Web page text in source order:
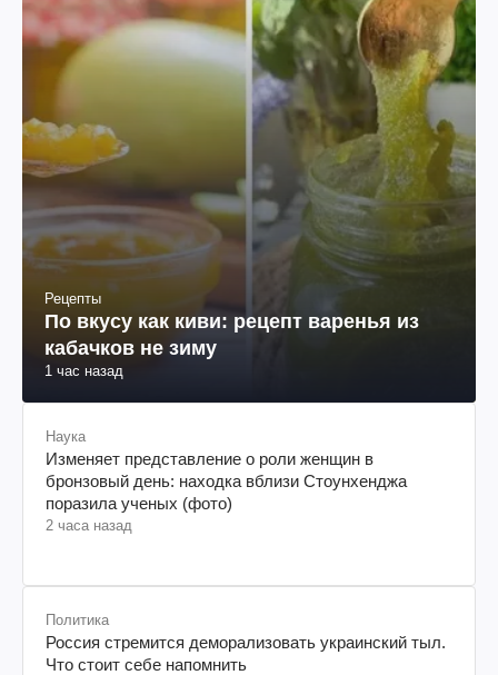
Рецепты
По вкусу как киви: рецепт варенья из
кабачков не зиму
1 час назад
Наука
Изменяет представление о роли женщин в
бронзовый день: находка вблизи Стоунхенджа
поразила ученых (фото)
2 часа назад
Политика
Россия стремится деморализовать украинский тыл.
Что стоит себе напомнить